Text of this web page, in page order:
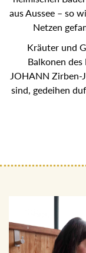
aus Aussee – so
Netzen
Kräuter und
Balkonen
JOHANN Zirben-
sind, gedeihen